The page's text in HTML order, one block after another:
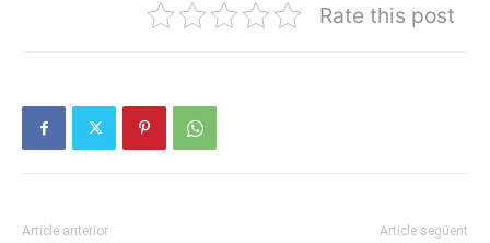
Rate this post
Article anterior Article següent